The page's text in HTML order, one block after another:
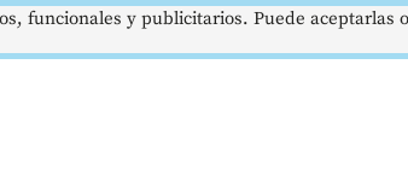
funcionales y publicitarios. Puede aceptarlas